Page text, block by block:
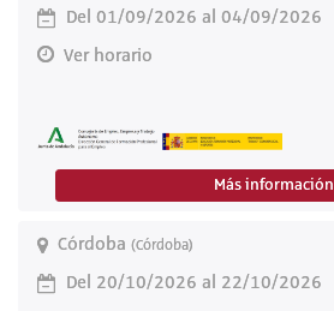
Del 01/09/2026 al 04/09/2026
Ver horario
Más información
Córdoba (Córdoba)
Del 20/10/2026 al 22/10/2026